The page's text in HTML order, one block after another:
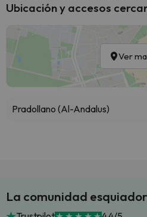
Ubicación y accesos
Ver
Pradollano (Al-Andalus)
La comunidad